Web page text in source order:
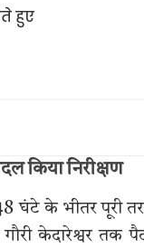
किया निरीक्षण
घंटे के भीतर पूरी
केदारेश्वर तक